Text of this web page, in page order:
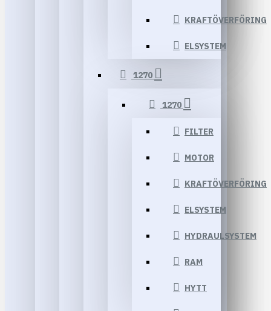
KRAFTÖVERFÖRING
ELSYSTEM
1270
1270
FILTER
MOTOR
KRAFTÖVERFÖRING
ELSYSTEM
HYDRAULSYSTEM
RAM
HYTT